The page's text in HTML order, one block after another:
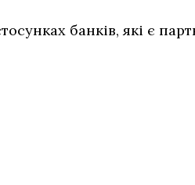
банків, які є